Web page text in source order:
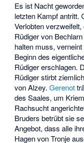
Es ist Nacht
letzten Kampf antritt.
Verlobten
Rüdiger von
halten muss,
Beginn des
Rüdiger erschlagen.
Rüdiger stirbt
von Alzey.Gerenot
des Saales, um
Rachsucht
Bruders betrübt sie
Angebot, dass alle
Hagen von Tronje